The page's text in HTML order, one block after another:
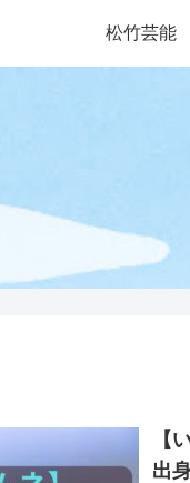
松竹芸能
【
出